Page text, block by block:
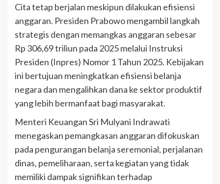
Cita tetap berjalan meskipun dilakukan efisiensi
anggaran. Presiden Prabowo mengambil langkah
strategis dengan memangkas anggaran sebesar
Rp 306,69 triliun pada 2025 melalui Instruksi
Presiden (Inpres) Nomor 1 Tahun 2025. Kebijakan
ini bertujuan meningkatkan efisiensi belanja
negara dan mengalihkan dana ke sektor produktif
yang lebih bermanfaat bagi masyarakat.
Menteri Keuangan Sri Mulyani Indrawati
menegaskan pemangkasan anggaran difokuskan
pada pengurangan belanja seremonial, perjalanan
dinas, pemeliharaan, serta kegiatan yang tidak
memiliki dampak signifikan terhadap